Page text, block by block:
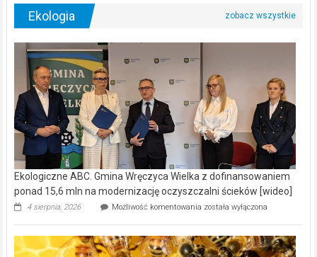
Ekologia
Ekologiczne ABC. Gmina Wręczyca Wielka z dofinansowaniem
ponad 15,6 mln na modernizację oczyszczalni ścieków [wideo]
4 sierpnia, 2026 Możliwość komentowania Ekologiczne
Wręczyca
Wielka
została wyłączona